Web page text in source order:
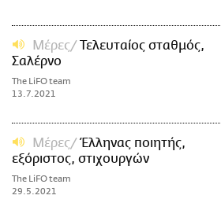
Μέρες
Τελευταίος σταθμός,
Σαλέρνο
The LiFO team
13.7.2021
Μέρες
Έλληνας ποιητής,
εξόριστος, στιχουργών
The LiFO team
29.5.2021